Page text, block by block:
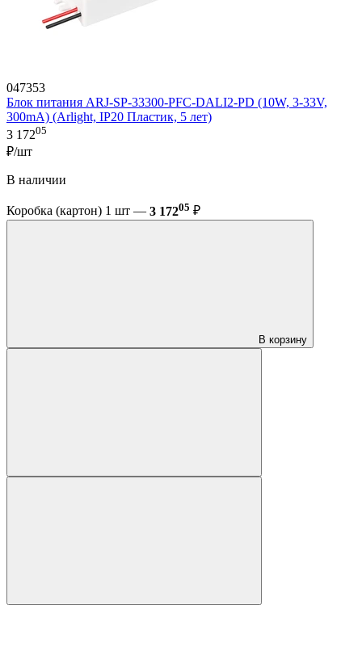
047353
Блок питания ARJ-SP-33300-PFC-DALI2-PD (10W, 3-33V,
300mA) (Arlight, IP20 Пластик, 5 лет)
3 17205
₽/шт
В наличии
Коробка (картон) 1 шт — 3 17205 ₽
В корзину